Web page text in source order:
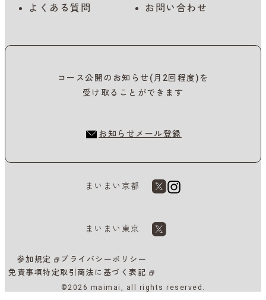
よくある質問
お問い合わせ
コース公開のお知らせ(月2回程度)を
受け取ることができます
お知らせメール登録
まいまい京都
まいまい東京
参加規定
プライバシーポリシー
免責事項特定取引商法に基づく表記
©2026 maimai, all rights reserved.